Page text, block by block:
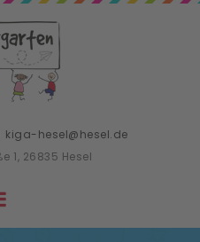
kiga-hesel@hesel.de
1, 26835 Hesel